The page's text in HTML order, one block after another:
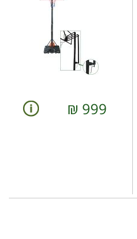
999
₪